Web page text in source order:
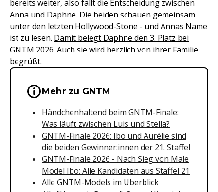
bereits weiter, also fällt die Entscheidung zwischen
Anna und Daphne. Die beiden schauen gemeinsam
unter den letzten Hollywood-Stone - und Annas Name
ist zu lesen. Damit belegt Daphne den 3. Platz bei
GNTM 2026. Auch sie wird herzlich von ihrer Familie
begrüßt.
Wichtige Hinweise &
Mehr zu GNTM
Händchenhaltend beim GNTM-Finale:
Was läuft zwischen Luis und Stella?
GNTM-Finale 2026: Ibo und Aurélie sind
die beiden Gewinner:innen der 21. Staffel
GNTM-Finale 2026 - Nach Sieg von Male
Model Ibo: Alle Kandidaten aus Staffel 21
Alle GNTM-Models im Überblick